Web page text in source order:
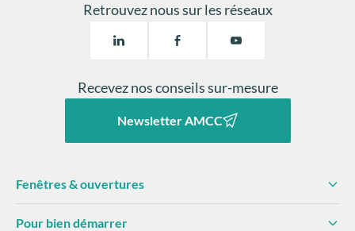
Retrouvez nous sur les réseaux
Recevez nos conseils sur-mesure
Newsletter AMCC
Fenêtres & ouvertures
Pour bien démarrer